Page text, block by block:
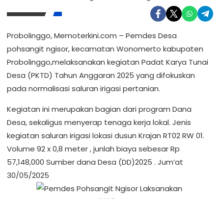
Probolinggo, Memoterkini.com – Pemdes Desa
pohsangit ngisor, kecamatan Wonomerto kabupaten
Probolinggo,melaksanakan kegiatan Padat Karya Tunai
Desa (PKTD) Tahun Anggaran 2025 yang difokuskan
pada normalisasi saluran irigasi pertanian.
Kegiatan ini merupakan bagian dari program Dana
Desa, sekaligus menyerap tenaga kerja lokal. Jenis
kegiatan saluran irigasi lokasi dusun Krajan RT02 RW 01.
Volume 92 x 0,8 meter , junlah biaya sebesar Rp
57,148,000 Sumber dana Desa (DD)2025 . Jum’at
30/05/2025